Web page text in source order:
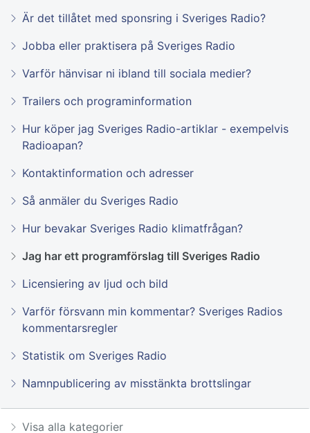
Är det tillåtet med sponsring i Sveriges Radio?
Jobba eller praktisera på Sveriges Radio
Varför hänvisar ni ibland till sociala medier?
Trailers och programinformation
Hur köper jag Sveriges Radio-artiklar - exempelvis
Radioapan?
Kontaktinformation och adresser
Så anmäler du Sveriges Radio
Hur bevakar Sveriges Radio klimatfrågan?
Jag har ett programförslag till Sveriges Radio
Licensiering av ljud och bild
Varför försvann min kommentar? Sveriges Radios
kommentarsregler
Statistik om Sveriges Radio
Namnpublicering av misstänkta brottslingar
Visa alla kategorier